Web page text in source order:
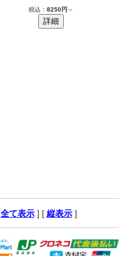
税込： 8250円 ～
全て表示 ] [ 縦表示 ]